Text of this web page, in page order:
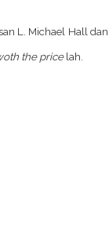
L. Michael Hall dan
the pricelah.